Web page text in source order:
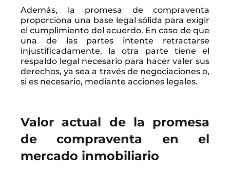
Además, la promesa de compraventa
proporciona una base legal sólida para exigir
el cumplimiento del acuerdo. En caso de que
una de las partes intente retractarse
injustificadamente, la otra parte tiene el
respaldo legal necesario para hacer valer sus
derechos, ya sea a través de negociaciones o,
si es necesario, mediante acciones legales.
Valor actual de la promesa
de compraventa en el
mercado inmobiliario